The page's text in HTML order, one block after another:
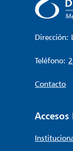
Dirección:
Teléfono:
Contacto
Accesos